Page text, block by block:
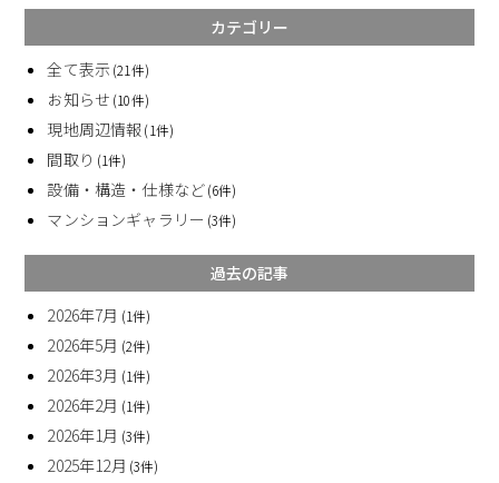
カテゴリー
全て表示 (21件)
お知らせ (10件)
現地周辺情報 (1件)
間取り (1件)
設備・構造・仕様など(6件)
マンションギャラリー (3件)
過去の記事
2026年7月 (1件)
2026年5月 (2件)
2026年3月 (1件)
2026年2月 (1件)
2026年1月 (3件)
2025年12月 (3件)